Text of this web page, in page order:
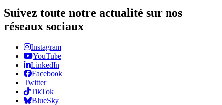
Suivez toute notre actualité sur nos
réseaux sociaux
Instagram
YouTube
LinkedIn
Facebook
Twitter
TikTok
BlueSky